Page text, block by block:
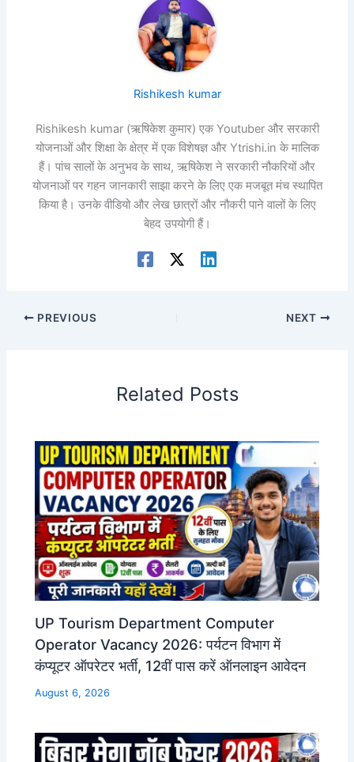
Rishikesh kumar
Rishikesh kumar (ऋषिकेश कुमार) एक Youtuber और सरकारी
योजनाओं और शिक्षा के क्षेत्र में एक विशेषज्ञ और Ytrishi.in के मालिक
हैं। पांच सालों के अनुभव के साथ, ऋषिकेश ने सरकारी नौकरियों और
योजनाओं पर गहन जानकारी साझा करने के लिए एक मजबूत मंच स्थापित
किया है। उनके वीडियो और लेख छात्रों और नौकरी पाने वालों के लिए
बेहद उपयोगी हैं।
PREVIOUS NEXT
Related Posts
UP Tourism Department Computer
Operator Vacancy 2026: पर्यटन विभाग में
कंप्यूटर ऑपरेटर भर्ती, 12वीं पास करें ऑनलाइन आवेदन
August 6, 2026